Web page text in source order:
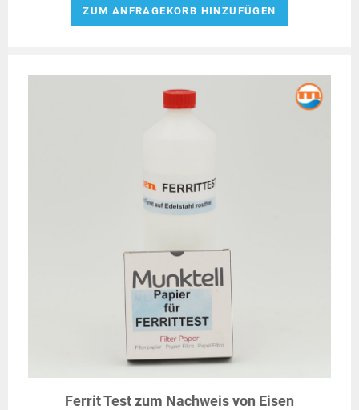
ZUM ANFRAGEKORB HINZUFÜGEN
Ferrit Test zum Nachweis von Eisen